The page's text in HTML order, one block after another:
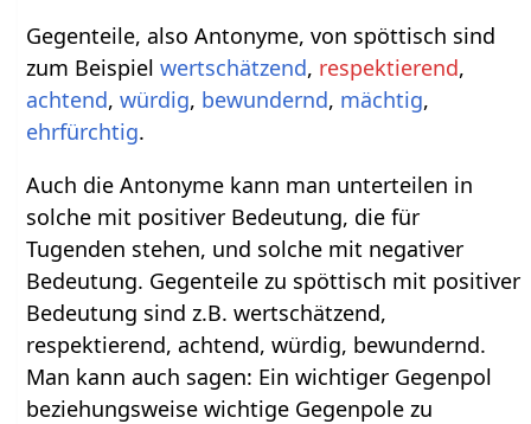
Gegenteile, also Antonyme, von spöttisch sind
zum Beispielwertschätzend, respektierend,
achtend,würdig, bewundernd, mächtig,
ehrfürchtig.
Auch die Antonyme kann man unterteilen in
solche mit positiver Bedeutung, die für
Tugenden stehen, und solche mit negativer
Bedeutung. Gegenteile zu spöttisch mit positiver
Bedeutung sind z.B. wertschätzend,
respektierend, achtend, würdig, bewundernd.
Man kann auch sagen: Ein wichtiger Gegenpol
beziehungsweise wichtige Gegenpole zu